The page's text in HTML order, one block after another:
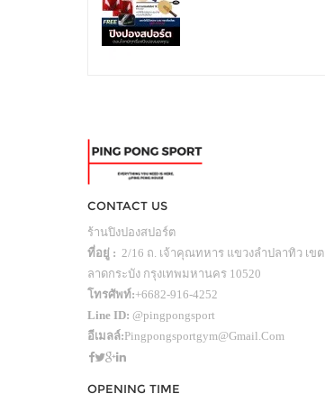
CONTACT US
ร้านปิงปองสปอร์ต
ที่อยู่ : 2/16 ถ. เจ้าคุณทหาร แขวงลำปลาทิว เขต
ลาดกระบัง กรุงเทพมหานคร 10520
โทรศัพท์:+6682-916-4252
Line ID: @pingpongsport
อีเมลล์:Pingpongsportgym@gmail.com
OPENING TIME